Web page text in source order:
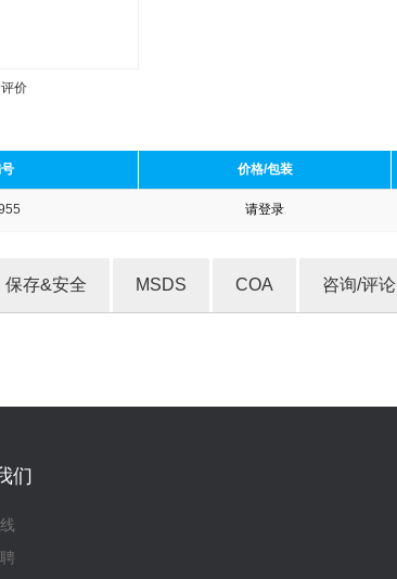
价
价格/包装
请登录
保存&安全 MSDS COA 咨询/评论
们